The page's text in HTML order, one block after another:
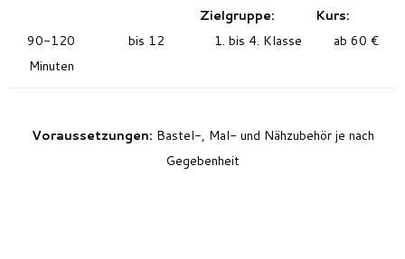
Zielgruppe:
Kurs:
90-120
Minuten
bis 12 1. bis 4. Klasse ab 60 €
Voraussetzungen: Bastel-, Mal- und Nähzubehör je nach
Gegebenheit